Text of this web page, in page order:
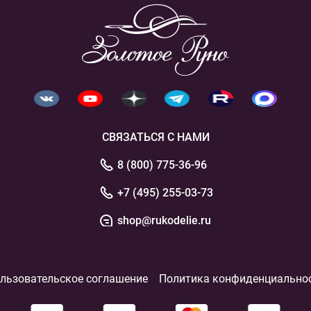
СВЯЗАТЬСЯ С НАМИ
8 (800) 775-36-96
+7 (495) 255-03-73
shop@rukodelie.ru
соглашение Политика